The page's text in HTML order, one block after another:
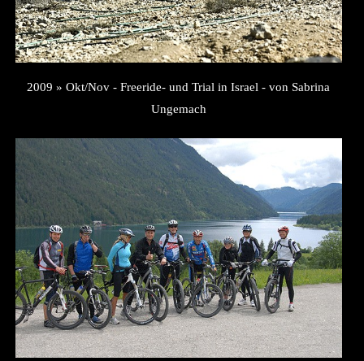
2009 » Okt/Nov - Freeride- und Trial in Israel - von Sabrina
Ungemach